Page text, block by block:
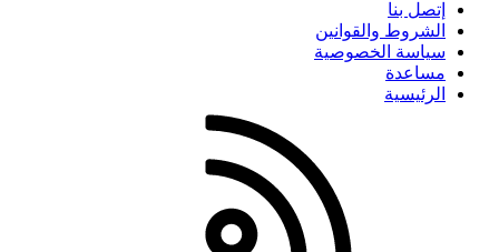
إتصل بنا
الشروط والقوانين
سياسة الخصوصية
مساعدة
الرئيسية